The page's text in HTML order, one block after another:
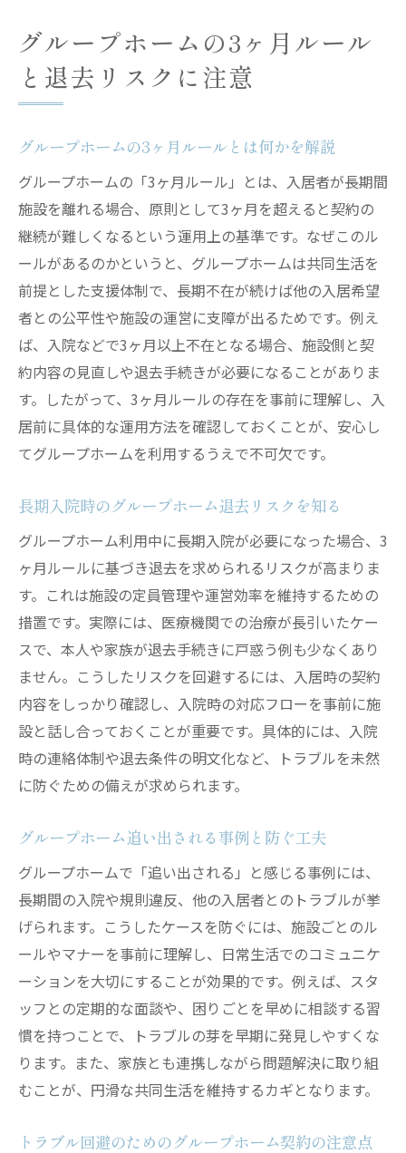
グループホームの3ヶ月ルール
と退去リスクに注意
グループホームの3ヶ月ルールとは何かを解説
グループホームの「3ヶ月ルール」とは、入居者が長期間
施設を離れる場合、原則として3ヶ月を超えると契約の
継続が難しくなるという運用上の基準です。なぜこのル
ールがあるのかというと、グループホームは共同生活を
前提とした支援体制で、長期不在が続けば他の入居希望
者との公平性や施設の運営に支障が出るためです。例え
ば、入院などで3ヶ月以上不在となる場合、施設側と契
約内容の見直しや退去手続きが必要になることがありま
す。したがって、3ヶ月ルールの存在を事前に理解し、入
居前に具体的な運用方法を確認しておくことが、安心し
てグループホームを利用するうえで不可欠です。
長期入院時のグループホーム退去リスクを知る
グループホーム利用中に長期入院が必要になった場合、3
ヶ月ルールに基づき退去を求められるリスクが高まりま
す。これは施設の定員管理や運営効率を維持するための
措置です。実際には、医療機関での治療が長引いたケー
スで、本人や家族が退去手続きに戸惑う例も少なくあり
ません。こうしたリスクを回避するには、入居時の契約
内容をしっかり確認し、入院時の対応フローを事前に施
設と話し合っておくことが重要です。具体的には、入院
時の連絡体制や退去条件の明文化など、トラブルを未然
に防ぐための備えが求められます。
グループホーム追い出される事例と防ぐ工夫
グループホームで「追い出される」と感じる事例には、
長期間の入院や規則違反、他の入居者とのトラブルが挙
げられます。こうしたケースを防ぐには、施設ごとのル
ールやマナーを事前に理解し、日常生活でのコミュニケ
ーションを大切にすることが効果的です。例えば、スタ
ッフとの定期的な面談や、困りごとを早めに相談する習
慣を持つことで、トラブルの芽を早期に発見しやすくな
ります。また、家族とも連携しながら問題解決に取り組
むことが、円滑な共同生活を維持するカギとなります。
トラブル回避のためのグループホーム契約の注意点